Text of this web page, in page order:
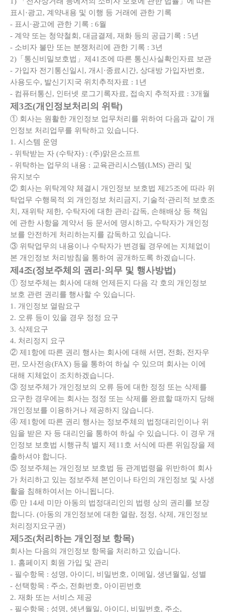
표시·광고, 계약내용 및 이행 등 거래에 관한 기록
- 표시·광고에 관한 기록 : 6월
- 계약 또는 청약철회, 대금결제, 재화 등의 공급기록 : 5년
- 소비자 불만 또는 분쟁처리에 관한 기록 : 3년
2)「통신비밀보호법」제41조에 따른 통신사실확인자료 보관
- 가입자 전기통신일시, 개시·종료시간, 상대방 가입자번호,
사용도수, 발신기지국 위치추적자료 : 1년
- 컴퓨터통신, 인터넷 로그기록자료, 접속지 추적자료 : 3개월
제3조(개인정보처리의 위탁)
① 회사는 원활한 개인정보 업무처리를 위하여 다음과 같이 개
인정보 처리업무를 위탁하고 있습니다.
1. 시스템 운영
- 위탁받는 자 (수탁자) : (주)맑은소프트
- 위탁하는 업무의 내용 : 교육관리시스템(LMS) 관리 및
유지보수
② 회사는 위탁계약 체결시 개인정보 보호법 제25조에 따라 위
탁업무 수행목적 외 개인정보 처리금지, 기술적·관리적 보호조
치, 재위탁 제한, 수탁자에 대한 관리·감독, 손해배상 등 책임
에 관한 사항을 계약서 등 문서에 명시하고, 수탁자가 개인정
보를 안전하게 처리하는지를 감독하고 있습니다.
③ 위탁업무의 내용이나 수탁자가 변경될 경우에는 지체없이
본 개인정보 처리방침을 통하여 공개하도록 하겠습니다.
제4조(정보주체의 권리·의무 및 행사방법)
① 정보주체는 회사에 대해 언제든지 다음 각 호의 개인정보
보호 관련 권리를 행사할 수 있습니다.
1. 개인정보 열람요구
2. 오류 등이 있을 경우 정정 요구
3. 삭제요구
4. 처리정지 요구
② 제1항에 따른 권리 행사는 회사에 대해 서면, 전화, 전자우
편, 모사전송(FAX) 등을 통하여 하실 수 있으며 회사는 이에
대해 지체없이 조치하겠습니다.
③ 정보주체가 개인정보의 오류 등에 대한 정정 또는 삭제를
요구한 경우에는 회사는 정정 또는 삭제를 완료할 때까지 당해
개인정보를 이용하거나 제공하지 않습니다.
④ 제1항에 따른 권리 행사는 정보주체의 법정대리인이나 위
임을 받은 자 등 대리인을 통하여 하실 수 있습니다. 이 경우 개
인정보 보호법 시행규칙 별지 제11호 서식에 따른 위임장을 제
출하셔야 합니다.
⑤ 정보주체는 개인정보 보호법 등 관계법령을 위반하여 회사
가 처리하고 있는 정보주체 본인이나 타인의 개인정보 및 사생
활을 침해하여서는 아니됩니다.
⑥ 만 14세 미만 아동의 법정대리인의 법령 상의 권리를 보장
합니다. (아동의 개인정보에 대한 열람, 정정, 삭제, 개인정보
처리정지요구권)
제5조(처리하는 개인정보 항목)
회사는 다음의 개인정보 항목을 처리하고 있습니다.
1. 홈페이지 회원 가입 및 관리
- 필수항목 : 성명, 아이디, 비밀번호, 이메일, 생년월일, 성별
- 선택항목 : 주소, 전화번호, 아이핀번호
2. 재화 또는 서비스 제공
- 필수항목 : 성명, 생년월일, 아이디, 비밀번호, 주소,